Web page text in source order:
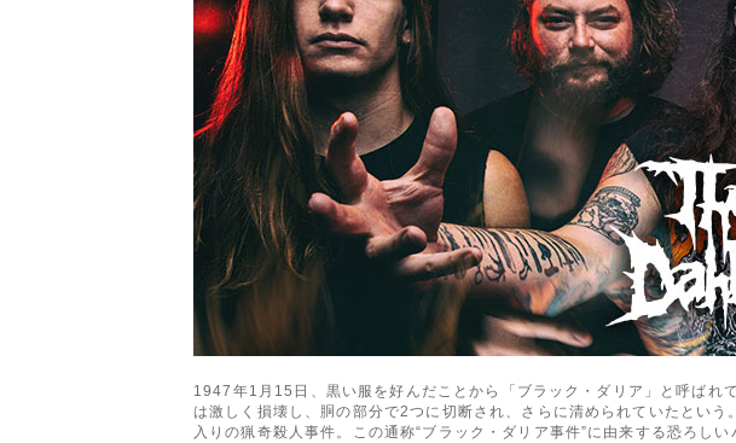
1947年1月15日、黒い服を好んだことから「ブラック・ダリア」と呼ば
は激しく損壊し、胴の部分で2つに切断され、さらに清められていたとい
入りの猟奇殺人事件。この通称“ブラック・ダリア事件”に由来する恐ろし